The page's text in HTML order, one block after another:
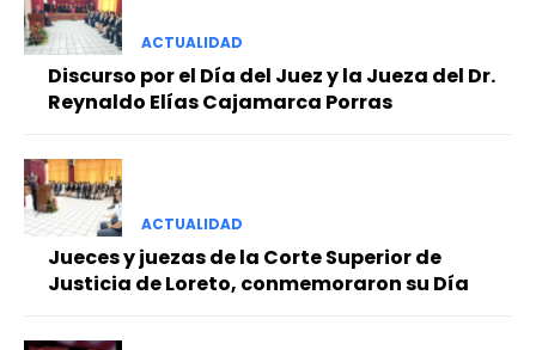
ACTUALIDAD
Discurso por el Día del Juez y la Jueza del Dr.
Reynaldo Elías Cajamarca Porras
ACTUALIDAD
Jueces y juezas de la Corte Superior de
Justicia de Loreto, conmemoraron su Día